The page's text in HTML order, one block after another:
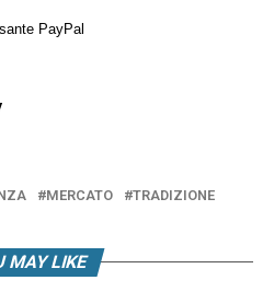
MERCATO
TRADIZIONE
MAY LIKE